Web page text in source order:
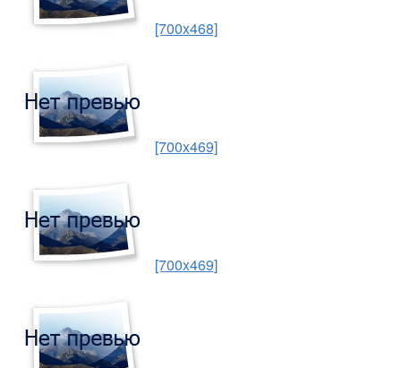
[700x468]
[700x469]
[700x469]